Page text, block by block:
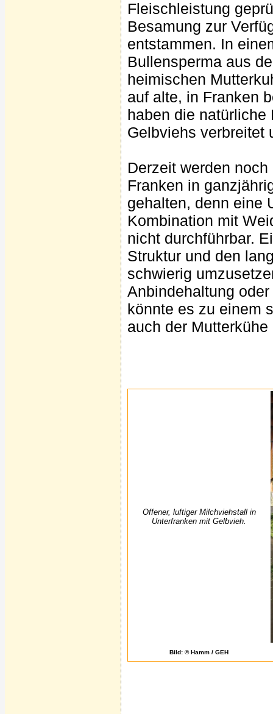
Fleischleistung
Besamung zur
entstammen. In
Bullensperma aus
heimischen
auf alte, in Franken
haben die
Gelbviehs verbreitet
Derzeit werden
Franken in
gehalten, denn eine
Kombination mit
nicht durchführbar.
Struktur und den
schwierig
Anbindehaltung
könnte es zu einem
auch der
Offener, luftiger Milchviehstall in
Unterfranken mit Gelbvieh.
Bild: © Hamm / GEH